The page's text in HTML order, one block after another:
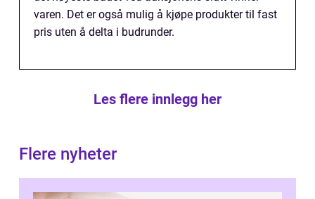
varen. Det er også mulig å kjøpe produkter til fast
pris uten å delta i budrunder.
Les flere innlegg her
Flere nyheter